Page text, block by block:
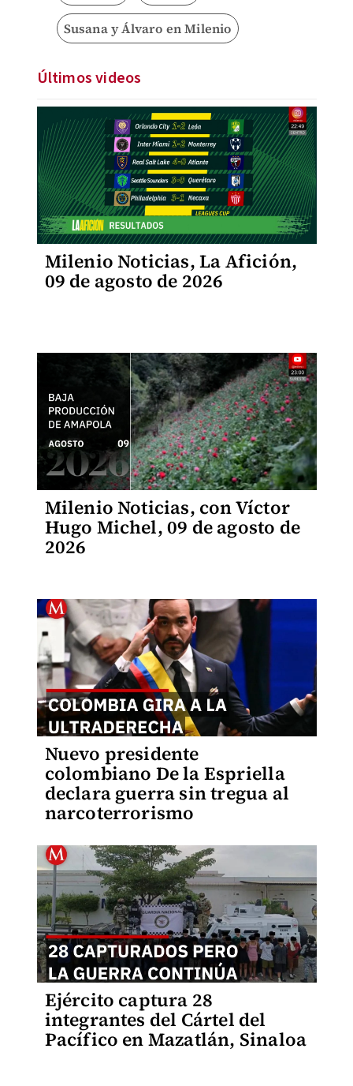
Susana y Álvaro en Milenio
Últimos videos
Milenio Noticias, La Afición,
09 de agosto de 2026
Milenio Noticias, con Víctor
Hugo Michel, 09 de agosto de
2026
Nuevo presidente
colombiano De la Espriella
declara guerra sin tregua al
narcoterrorismo
Ejército captura 28
integrantes del Cártel del
Pacífico en Mazatlán, Sinaloa